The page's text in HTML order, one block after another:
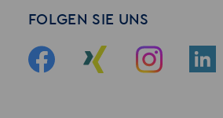
FOLGEN SIE UNS